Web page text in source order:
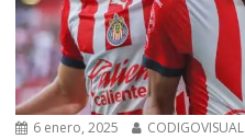
6 enero, 2025 CODIGOVISUAL